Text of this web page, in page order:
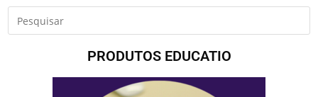
PRODUTOS EDUCATIO